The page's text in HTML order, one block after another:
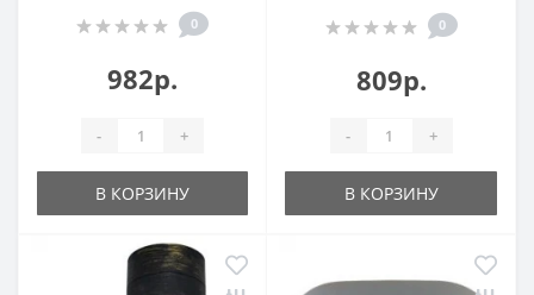
0
982р.
- +
В КОРЗИНУ
0
809р.
- +
В КОРЗИНУ